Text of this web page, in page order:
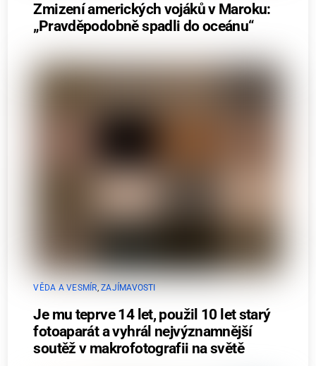
Zmizení amerických vojáků v Maroku:
„Pravděpodobně spadli do oceánu“
VĚDA A VESMÍR,ZAJÍMAVOSTI
Je mu teprve 14 let, použil 10 let starý
fotoaparát a vyhrál nejvýznamnější
soutěž v makrofotografii na světě